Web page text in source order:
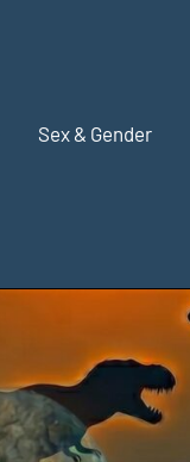
Sex & Gender